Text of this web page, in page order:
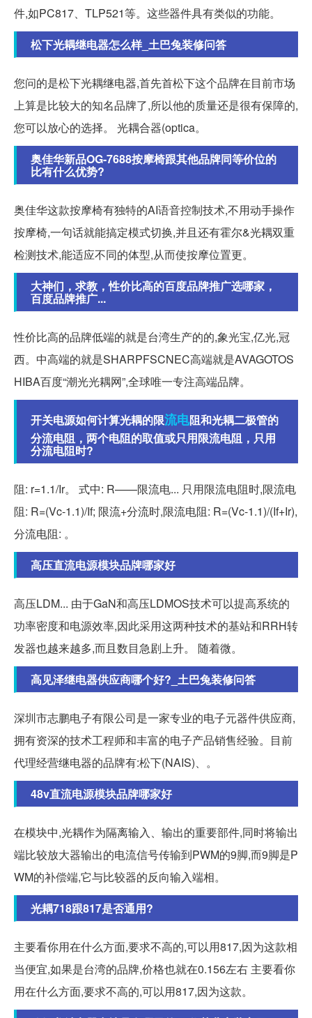
件,如PC817、TLP521等。这些器件具有类似的功能。
松下光耦继电器怎么样_土巴兔装修问答
您问的是松下光耦继电器,首先首松下这个品牌在目前市场
上算是比较大的知名品牌了,所以他的质量还是很有保障的,
您可以放心的选择。 光耦合器(optica。
奥佳华新品OG-7688按摩椅跟其他品牌同等价位的
比有什么优势?
奥佳华这款按摩椅有独特的AI语音控制技术,不用动手操作
按摩椅,一句话就能搞定模式切换,并且还有霍尔&光耦双重
检测技术,能适应不同的体型,从而使按摩位置更。
大神们，求教，性价比高的百度品牌推广选哪家，
百度品牌推广...
性价比高的品牌低端的就是台湾生产的的,象光宝,亿光,冠
西。中高端的就是SHARPFSCNEC高端就是AVAGOTOS
HIBA百度“潮光光耦网”,全球唯一专注高端品牌。
开关电源如何计算光耦的限流电阻和光耦二极管的
分流电阻，两个电阻的取值或只用限流电阻，只用
分流电阻时?
阻: r=1.1/Ir。 式中: R——限流电... 只用限流电阻时,限流电
阻: R=(Vc-1.1)/If; 限流+分流时,限流电阻: R=(Vc-1.1)/(If+Ir),
分流电阻: 。
高压直流电源模块品牌哪家好
高压LDM... 由于GaN和高压LDMOS技术可以提高系统的
功率密度和电源效率,因此采用这两种技术的基站和RRH转
发器也越来越多,而且数目急剧上升。 随着微。
高见泽继电器供应商哪个好?_土巴兔装修问答
深圳市志鹏电子有限公司是一家专业的电子元器件供应商,
拥有资深的技术工程师和丰富的电子产品销售经验。目前
代理经营继电器的品牌有:松下(NAIS)、。
48v直流电源模块品牌哪家好
在模块中,光耦作为隔离输入、输出的重要部件,同时将输出
端比较放大器输出的电流信号传输到PWM的9脚,而9脚是P
WM的补偿端,它与比较器的反向输入端相。
光耦718跟817是否通用?
主要看你用在什么方面,要求不高的,可以用817,因为这款相
当便宜,如果是台湾的品牌,价格也就在0.156左右 主要看你
用在什么方面,要求不高的,可以用817,因为这款。